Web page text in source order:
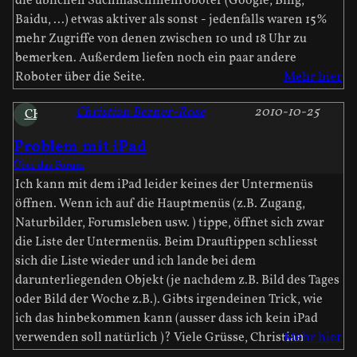
Baidu, ...) etwas aktiver als sonst - jedenfalls waren 15%
mehr Zugriffe von denen zwischen 10 und 18 Uhr zu
bemerken. Außerdem liefen noch ein paar andere
Roboter über die Seite.
Mehr hier
CB
Problem mit iPad
2010-10-25
Christian Berner-Rose
Über das Forum
Ich kann mit dem iPad leider keines der Untermenüs
öffnen. Wenn ich auf die Hauptmenüs (z.B. Zugang,
Naturbilder, Forumsleben usw. ) tippe, öffnet sich zwar
die Liste der Untermenüs. Beim Drauftippen schliesst
sich die Liste wieder und ich lande bei dem
darunterliegenden Objekt (je nachdem z.B. Bild des Tages
oder Bild der Woche z.B.). Gibts irgendeinen Trick, wie
ich das hinbekommen kann (ausser dass ich kein iPad
verwenden soll natürlich )? Viele Grüsse, ChristianMehr hier